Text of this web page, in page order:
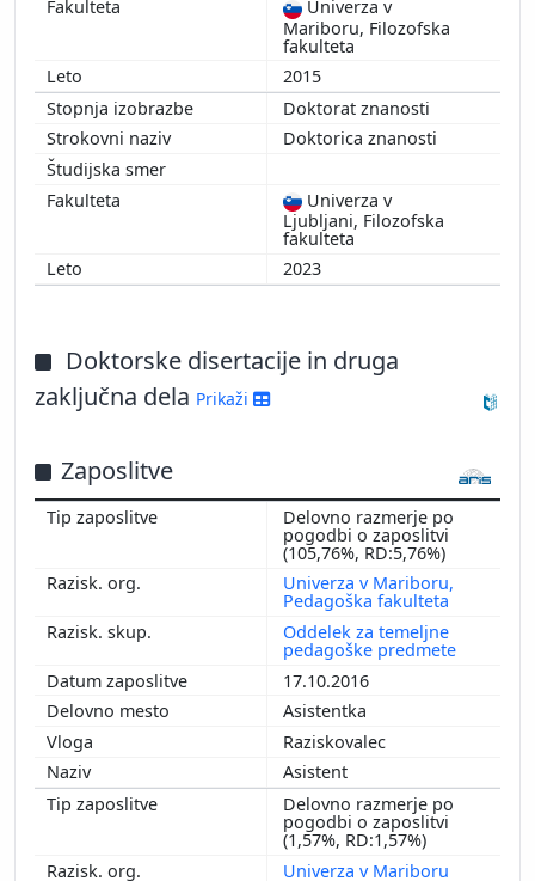
Univerza v
Mariboru, Filozofska
fakulteta
2015
Doktorat znanosti
Doktorica znanosti
Univerza v
Ljubljani, Filozofska
fakulteta
2023
Doktorske disertacije in druga
zaključna dela Prikaži
Zaposlitve
Delovno razmerje po
pogodbi o zaposlitvi
(105,76%, RD:5,76%)
Univerza v Mariboru,
Pedagoška fakulteta
Oddelek za temeljne
pedagoške predmete
17.10.2016
Asistentka
Raziskovalec
Asistent
Delovno razmerje po
pogodbi o zaposlitvi
(1,57%, RD:1,57%)
Univerza v Mariboru